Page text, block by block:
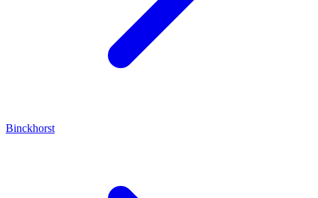
Binckhorst